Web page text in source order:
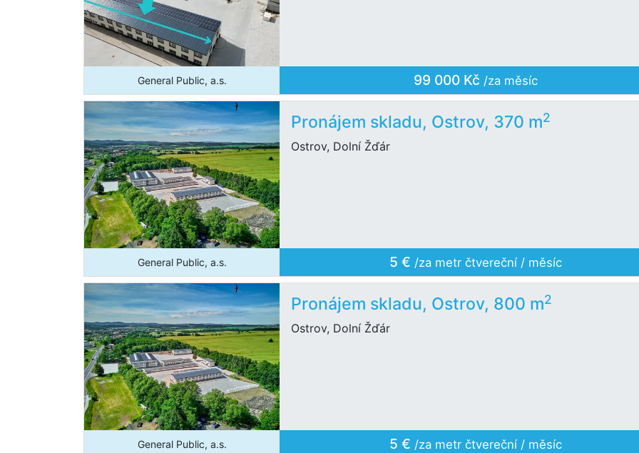
General Public, a.s. 99 000 Kč /za měsíc
Pronájem skladu, Ostrov, 370 m2
Ostrov, Dolní Žďár
General Public, a.s. 5 € /za metr čtvereční / měsíc
Pronájem skladu, Ostrov, 800 m2
Ostrov, Dolní Žďár
General Public, a.s. 5 € /za metr čtvereční / měsíc